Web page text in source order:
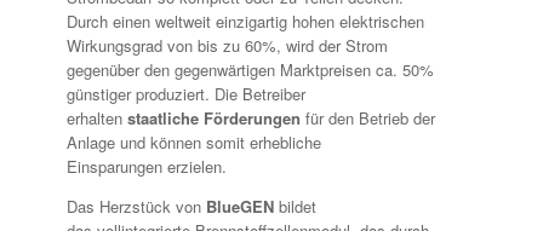
Durch einen weltweit einzigartig hohen elektrischen
Wirkungsgrad von bis zu 60%, wird der Strom
gegenüber den gegenwärtigen Marktpreisen ca. 50%
günstiger produziert. Die Betreiber
erhalten staatliche Förderungen für den Betrieb der
Anlage und können somit erhebliche
Einsparungen erzielen.
Das Herzstück von BlueGEN bildet